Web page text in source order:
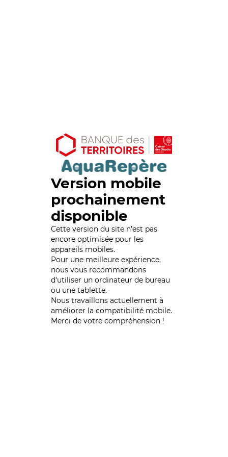
Version mobile
prochainement
disponible
Cette version du site n’est pas
encore optimisée pour les
appareils mobiles.
Pour une meilleure expérience,
nous vous recommandons
d'utiliser un ordinateur de bureau
ou une tablette.
Nous travaillons actuellement à
améliorer la compatibilité mobile.
Merci de votre compréhension !